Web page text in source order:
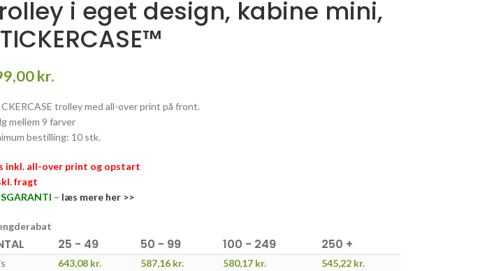
i eget design, kabine mini,
kr.
trolley med all-over print på front.
mellem 9 farver
bestilling: 10 stk.
inkl. all-over print og opstart
fragt
– læs mere her >>
25 - 49 50 - 99 100 - 249 250 +
643,08 kr. 587,16 kr. 580,17 kr. 545,22 kr.